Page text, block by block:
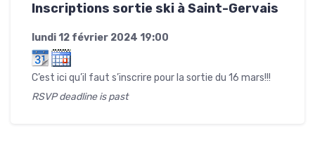
Inscriptions sortie ski à Saint-Gervais
lundi 12 février 2024 19:00
C’est ici qu’il faut s’inscrire pour la sortie du 16 mars!!!
RSVP deadline is past